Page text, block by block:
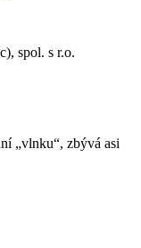
spol. s r.o.
„vlnku“, zbývá asi